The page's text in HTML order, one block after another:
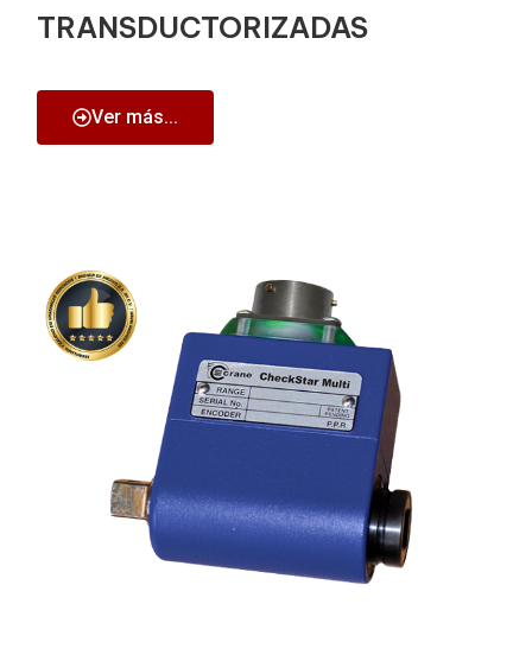
TRANSDUCTORIZADAS
Ver más...